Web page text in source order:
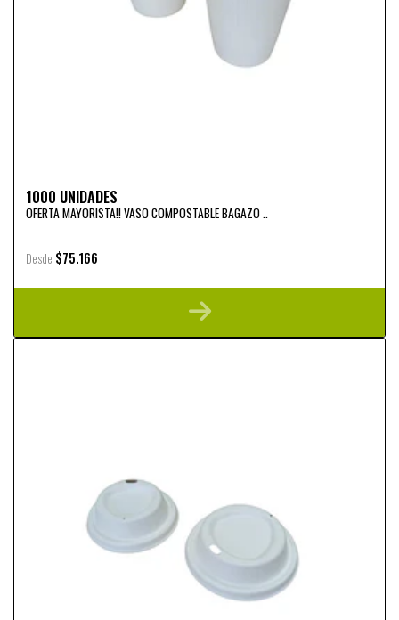
1000 UNIDADES
OFERTA MAYORISTA!! VASO COMPOSTABLE BAGAZO ..
Desde $75.166